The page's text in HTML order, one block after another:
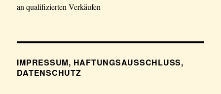
an qualifizierten Verkäufen
IMPRESSUM, HAFTUNGSAUSSCHLUSS,
DATENSCHUTZ